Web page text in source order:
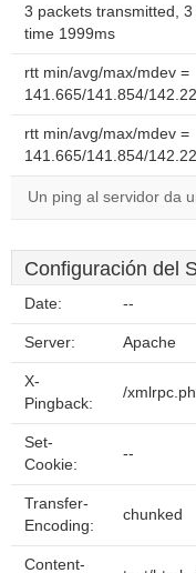
3 packets transmitted,
time 1999ms
rtt min/avg/max/mdev =
141.665/141.854/
rtt min/avg/max/mdev =
141.665/141.854/
Un ping al servidor da
Configuración del
Date: --
Server: Apache
X-
Pingback:
/
Set-
Cookie:
--
Transfer-
Encoding:
chunked
Content-